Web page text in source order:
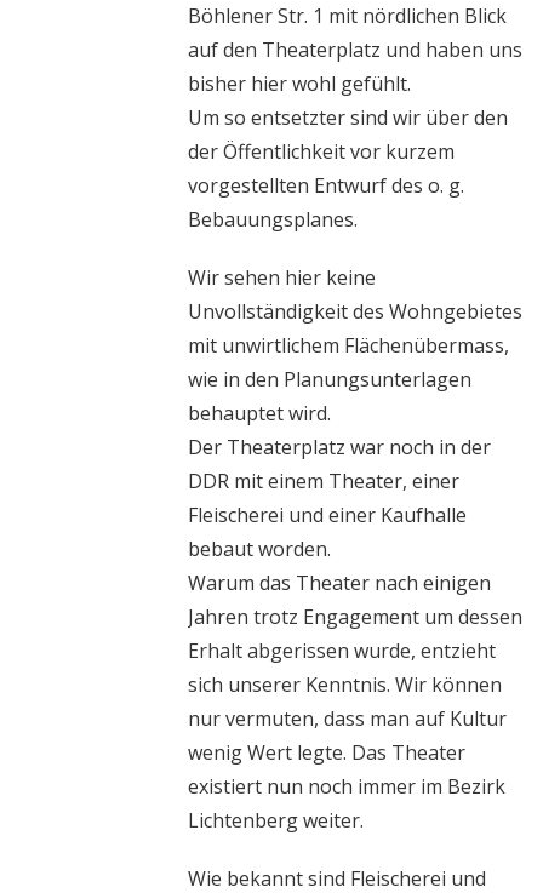
Böhlener Str. 1 mit nördlichen Blick
auf den Theaterplatz und haben uns
bisher hier wohl gefühlt.
Um so entsetzter sind wir über den
der Öffentlichkeit vor kurzem
vorgestellten Entwurf des o. g.
Bebauungsplanes.
Wir sehen hier keine
Unvollständigkeit des Wohngebietes
mit unwirtlichem Flächenübermass,
wie in den Planungsunterlagen
behauptet wird.
Der Theaterplatz war noch in der
DDR mit einem Theater, einer
Fleischerei und einer Kaufhalle
bebaut worden.
Warum das Theater nach einigen
Jahren trotz Engagement um dessen
Erhalt abgerissen wurde, entzieht
sich unserer Kenntnis. Wir können
nur vermuten, dass man auf Kultur
wenig Wert legte. Das Theater
existiert nun noch immer im Bezirk
Lichtenberg weiter.
Wie bekannt sind Fleischerei und